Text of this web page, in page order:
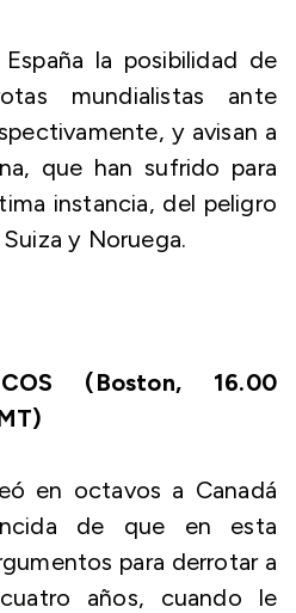
la posibilidad de
mundialistas ante
y avisan a
que han sufrido para
instancia, del peligro
y Noruega.
(Boston, 16.00
en octavos a Canadá
de que en esta
para derrotar a
años, cuando le